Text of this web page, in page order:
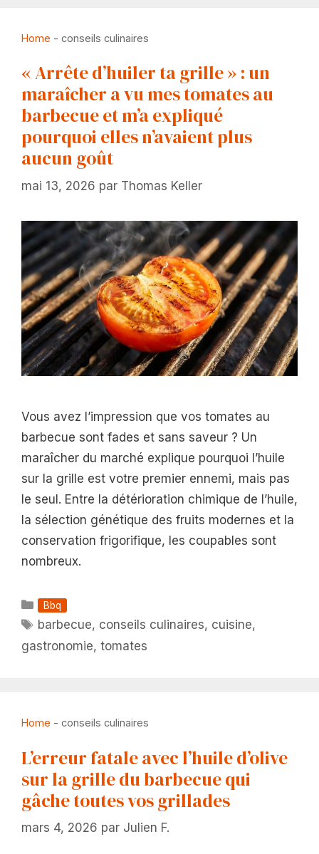
Home - conseils culinaires
« Arrête d’huiler ta grille » : un
maraîcher a vu mes tomates au
barbecue et m’a expliqué
pourquoi elles n’avaient plus
aucun goût
mai 13, 2026 par Thomas Keller
Vous avez l’impression que vos tomates au
barbecue sont fades et sans saveur ? Un
maraîcher du marché explique pourquoi l’huile
sur la grille est votre premier ennemi, mais pas
le seul. Entre la détérioration chimique de l’huile,
la sélection génétique des fruits modernes et la
conservation frigorifique, les coupables sont
nombreux.
Catégories
Bbq
Étiquettes
barbecue, conseils culinaires, cuisine,
gastronomie, tomates
Home - conseils culinaires
L’erreur fatale avec l’huile d’olive
sur la grille du barbecue qui
gâche toutes vos grillades
mars 4, 2026 par Julien F.